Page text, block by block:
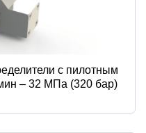
с пилотным
– 32 МПа (320 бар)